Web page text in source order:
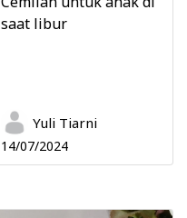
saat libur
Yuli Tiarni
14/07/2024